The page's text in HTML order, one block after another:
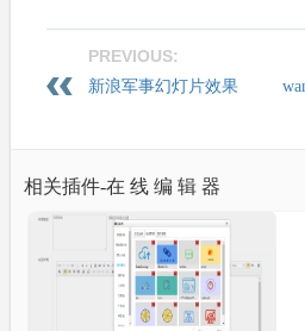
PREVIOUS:
新浪军事幻灯片效果
相关插件-在 线 编 辑 器